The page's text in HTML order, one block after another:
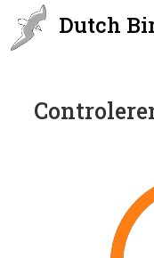
Dutch